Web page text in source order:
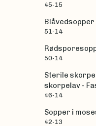
45-15
Blåvedsopper
51-14
50-14
Sterile
skorpelav -
46-14
Sopper i
42-13